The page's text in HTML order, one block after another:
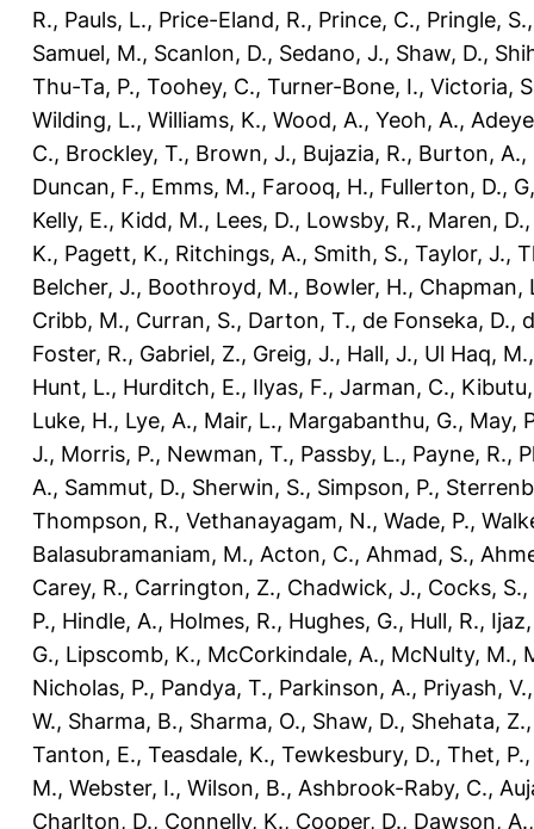
R., Pauls, L., Price-Eland, R., Prince, C., Pringle, S.
Samuel, M., Scanlon, D., Sedano, J., Shaw, D.,
Thu-Ta, P., Toohey, C., Turner-Bone, I., Victoria,
Wilding, L., Williams, K., Wood, A., Yeoh, A.,
C., Brockley, T., Brown, J., Bujazia, R., Burton, A.,
Duncan, F., Emms, M., Farooq, H., Fullerton, D.,
Kelly, E., Kidd, M., Lees, D., Lowsby, R., Maren, D.
K., Pagett, K., Ritchings, A., Smith, S., Taylor, J.,
Belcher, J., Boothroyd, M., Bowler, H., Chapman,
Cribb, M., Curran, S., Darton, T., de Fonseka, D.,
Foster, R., Gabriel, Z., Greig, J., Hall, J., Ul Haq, M.
Hunt, L., Hurditch, E., Ilyas, F., Jarman, C.,
Luke, H., Lye, A., Mair, L., Margabanthu, G., May,
J., Morris, P., Newman, T., Passby, L., Payne, R.,
A., Sammut, D., Sherwin, S., Simpson, P.,
Thompson, R., Vethanayagam, N., Wade, P.,
Balasubramaniam, M., Acton, C., Ahmad, S.,
Carey, R., Carrington, Z., Chadwick, J., Cocks, S.,
P., Hindle, A., Holmes, R., Hughes, G., Hull, R.,
G., Lipscomb, K., McCorkindale, A., McNulty, M.,
Nicholas, P., Pandya, T., Parkinson, A., Priyash, V.
W., Sharma, B., Sharma, O., Shaw, D., Shehata, Z.
Tanton, E., Teasdale, K., Tewkesbury, D., Thet, P.
M., Webster, I., Wilson, B., Ashbrook-Raby, C.,
Charlton, D., Connelly, K., Cooper, D., Dawson, A.